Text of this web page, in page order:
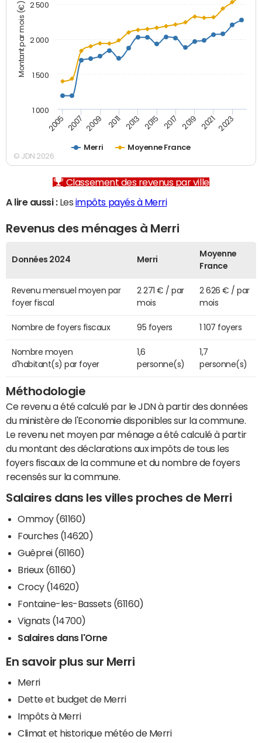
Montant par mois (€)
Merri Moyenne France
2005 2007 2009 2011 2013 2015 2017 2019 2021 2023
1 000
1 500
2 000
2 500
© JDN 2026
Classement des revenus par ville
A lire aussi :Les impôts payés à Merri
Revenus des ménages à Merri
Données 2024 Merri
Moyenne
France
Revenu mensuel moyen par
foyer fiscal
2 271 € / par
mois
2 626 € / par
mois
Nombre de foyers fiscaux 95 foyers 1 107 foyers
Nombre moyen
d'habitant(s) par foyer
1,6
personne(s)
1,7
personne(s)
Méthodologie
Ce revenu a été calculé par le JDN à partir des données
du ministère de l'Economie disponibles sur la commune.
Le revenu net moyen par ménage a été calculé à partir
du montant des déclarations aux impôts de tous les
foyers fiscaux de la commune et du nombre de foyers
recensés sur la commune.
Salaires dans les villes proches de Merri
Ommoy (61160)
Fourches (14620)
Guêprei (61160)
Brieux (61160)
Crocy (14620)
Fontaine-les-Bassets (61160)
Vignats (14700)
Salaires dans l'Orne
En savoir plus sur Merri
Merri
Dette et budget de Merri
Impôts à Merri
Climat et historique météo de Merri